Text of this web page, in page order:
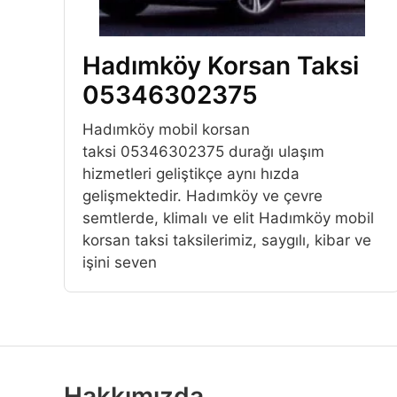
Hadımköy Korsan Taksi
05346302375
Hadımköy mobil korsan
taksi 05346302375 durağı ulaşım
hizmetleri geliştikçe aynı hızda
gelişmektedir. Hadımköy ve çevre
semtlerde, klimalı ve elit Hadımköy mobil
korsan taksi taksilerimiz, saygılı, kibar ve
işini seven